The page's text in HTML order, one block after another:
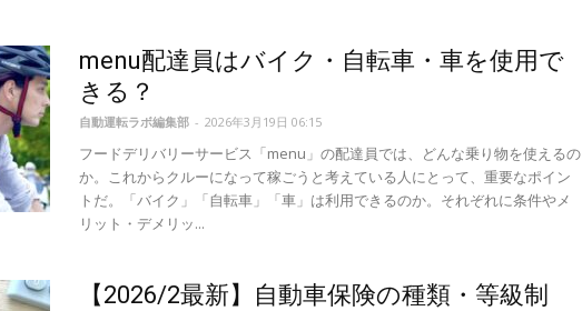
menu配達員はバイク・自転車・車を使用で
きる？
自動運転ラボ編集部 - 2026年3月19日 06:15
フードデリバリーサービス「menu」の配達員では、どんな乗り物を使えるの
か。これからクルーになって稼ごうと考えている人にとって、重要なポイン
トだ。「バイク」「自転車」「車」は利用できるのか。それぞれに条件やメ
リット・デメリッ...
【2026/2最新】自動車保険の種類・等級制